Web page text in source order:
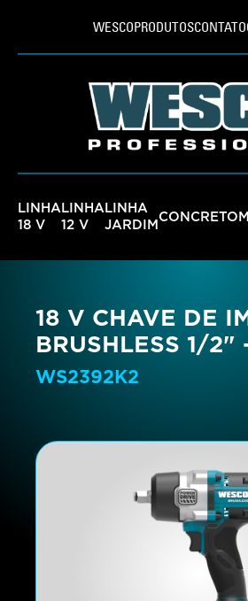
WESCOPRODUTOSCONTATO
LINHA
18 V
LINHA
12 V
LINHA
JARDIM
CONCRETO
18 V CHAVE DE
BRUSHLESS 1/2"
WS2392K2